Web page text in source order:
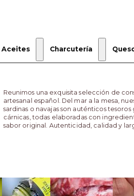
Aceites Charcutería
Reunimos una exquisita selección de
artesanal español. Del mar a la mesa,
sardinas o navajas son auténticos
cárnicas, todas elaboradas con
sabor original. Autenticidad, calidad y